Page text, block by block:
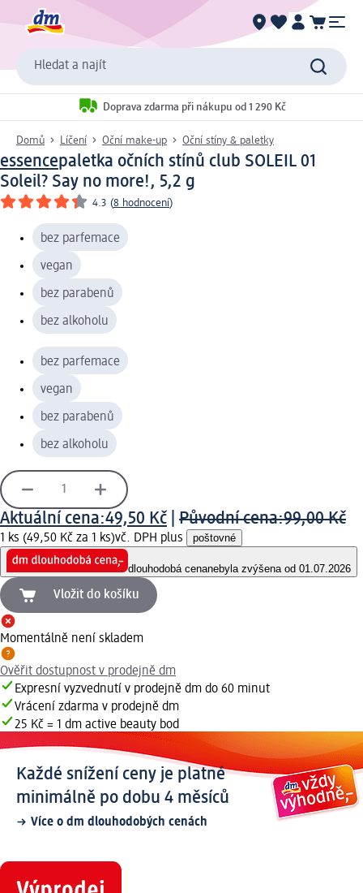
Hledat a najít
Doprava zdarma při nákupu od 1 290 Kč
Domů Líčení Oční make-up Oční stíny & paletky
essencepaletka očních stínů club SOLEIL 01
Soleil? Say no more!, 5,2 g
4.3 (8 hodnocení)
bez parfemace
vegan
bez parabenů
bez alkoholu
bez parfemace
vegan
bez parabenů
bez alkoholu
Aktuální cena:49,50 Kč Původní cena:99,00 Kč
1 ks (49,50 Kč za 1 ks)vč. DPH plus poštovné
dlouhodobá cenanebyla zvýšena od 01.07.2026
Vložit do košíku
Momentálně není skladem
Ověřit dostupnost v prodejně dm
Expresní vyzvednutí v prodejně dm do 60 minut
Vrácení zdarma v prodejně dm
25 Kč = 1 dm active beauty bod
Každé snížení ceny je platné
minimálně po dobu 4 měsíců
Více o dm dlouhodobých cenách